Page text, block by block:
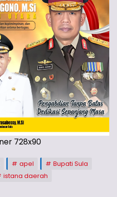
apel
Bupati Sula
istana daerah